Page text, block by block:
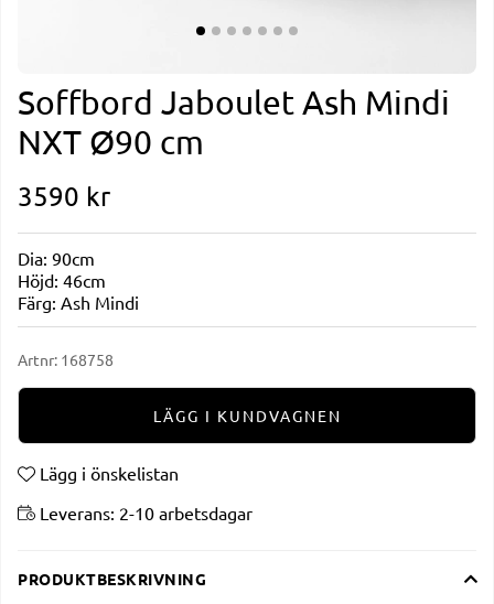
Soffbord Jaboulet Ash Mindi
NXT Ø90 cm
3590 kr
Dia: 90cm
Höjd: 46cm
Färg: Ash Mindi
Artnr: 168758
LÄGG I KUNDVAGNEN
Lägg i önskelistan
Leverans: 2-10 arbetsdagar
PRODUKTBESKRIVNING